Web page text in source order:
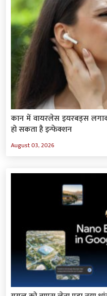
कान में वायरलेस इयरबड्स
हो सकता है इन्फेक्शन
August 03, 2026